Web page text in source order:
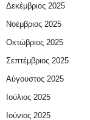
Δεκέμβριος 2025
Νοέμβριος 2025
Οκτώβριος 2025
Σεπτέμβριος 2025
Αύγουστος 2025
Ιούλιος 2025
Ιούνιος 2025